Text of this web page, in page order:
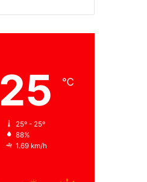
25 ℃
25º - 25º
88%
1.69 km/h